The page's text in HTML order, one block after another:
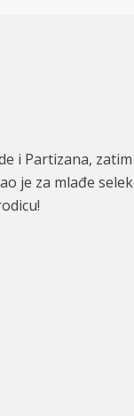
i Partizana,
je za mlađe